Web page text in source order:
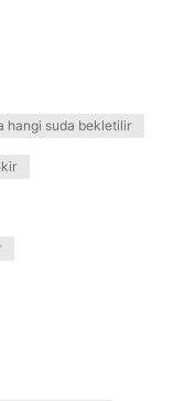
hangi suda bekletilir